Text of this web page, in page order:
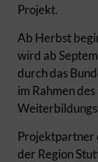
Projekt.
Ab Herbst
wird ab
durch das
im Rahmen
Projektpartner
der Region